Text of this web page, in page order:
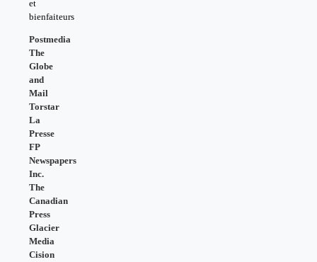
et
bienfaiteurs
Postmedia
The
Globe
and
Mail
Torstar
La
Presse
FP
Newspapers
Inc.
The
Canadian
Press
Glacier
Media
Cision